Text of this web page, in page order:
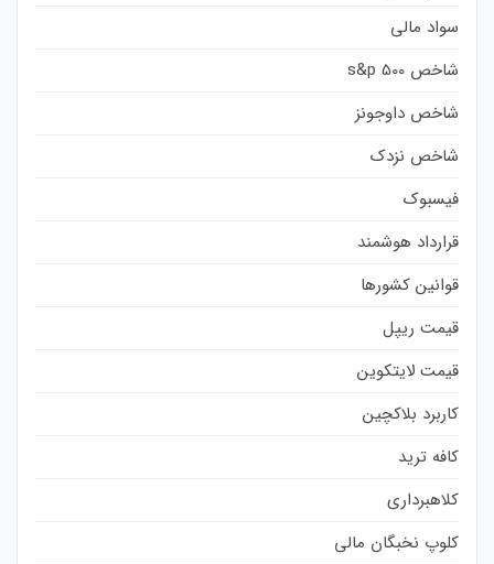
سواد مالی
شاخص s&p 500
شاخص داوجونز
شاخص نزدک
فیسبوک
قرارداد هوشمند
قوانین کشورها
قیمت ریپل
قیمت لایتکوین
کاربرد بلاکچین
کافه ترید
کلاهبرداری
کلوپ نخبگان مالی